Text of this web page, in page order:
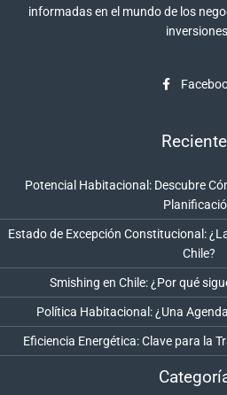
informadas en el mundo de los
Potencial Habitacional: Descubre
Estado de Excepción Constitucional:
Chile?
Smishing en Chile: ¿Por qué
Política Habitacional: ¿Una
Eficiencia Energética: Clave para la